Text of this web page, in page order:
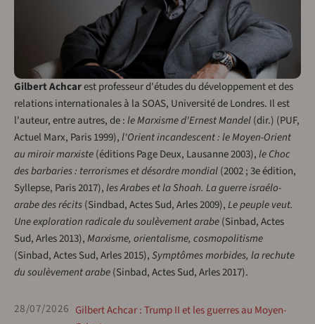
Gilbert Achcarest professeur d'études du développement et des
relations internationales à la SOAS, Université de Londres. Il est
l'auteur, entre autres, de :le Marxisme d'Ernest Mandel(dir.) (PUF,
Actuel Marx, Paris 1999),l'Orient incandescent : le Moyen-Orient
au miroir marxiste(éditions Page Deux, Lausanne 2003),le Choc
des barbaries : terrorismes et désordre mondial(2002 ; 3e édition,
Syllepse, Paris 2017),les Arabes et la Shoah. La guerre israélo-
arabe des récits(Sindbad, Actes Sud, Arles 2009),Le peuple veut.
Une exploration radicale du soulèvement arabe(Sinbad, Actes
Sud, Arles 2013),Marxisme, orientalisme, cosmopolitisme
(Sinbad, Actes Sud, Arles 2015),Symptômes morbides, la rechute
du soulèvement arabe(Sinbad, Actes Sud, Arles 2017).
28/07/2026 Gilbert Achcar : Trump II et les guerres au Moyen-